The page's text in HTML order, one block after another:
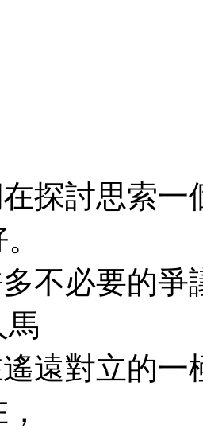
探討思索
不必要的
馬
遠對立的